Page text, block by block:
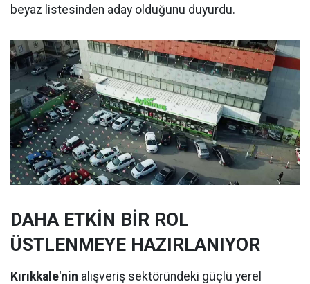
beyaz listesinden aday olduğunu duyurdu.
DAHA ETKİN BİR ROL
ÜSTLENMEYE HAZIRLANIYOR
Kırıkkale'nin alışveriş sektöründeki güçlü yerel